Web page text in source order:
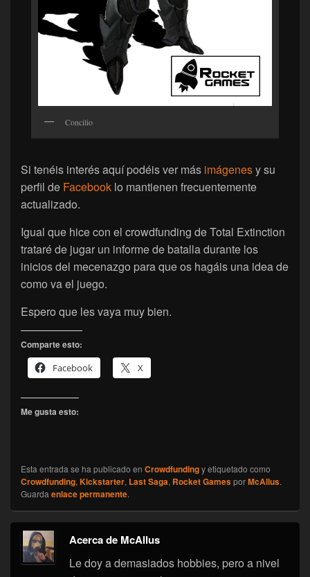
Concilio
Si tenéis interés aquí podéis ver más imágenesy su
perfil de Facebook lo mantienen frecuentemente
actualizado.
Igual que hice con el crowdfunding de Total Extinction
trataré de jugar un informe de batalla durante los
inicios del mecenazgo para que os hagáis una idea de
como va el juego.
Espero que les vaya muy bien.
Comparte esto:
Facebook
X
Me gusta esto:
Esta entrada se ha publicado en Crowdfundingy etiquetado como
Crowdfunding, Kickstarter, Last Saga, Rocket GamesporMcAllus.
Guarda enlace permanente.
Acerca de McAllus
Le doy a demasiados hobbies, pero a nivel